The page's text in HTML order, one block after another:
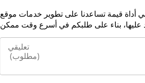
أداة قيمة تساعدنا على تطوير خدمات موقع